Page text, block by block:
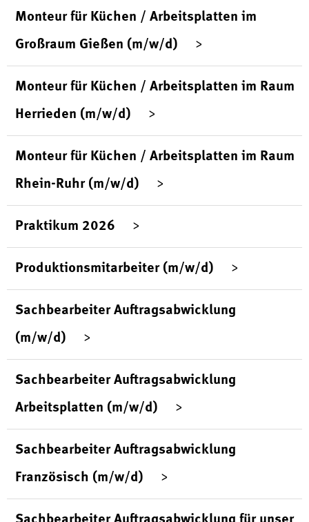
Monteur für Küchen / Arbeitsplatten im
Großraum Gießen (m/w/d)
Monteur für Küchen / Arbeitsplatten im Raum
Herrieden (m/w/d)
Monteur für Küchen / Arbeitsplatten im Raum
Rhein-Ruhr (m/w/d)
Praktikum 2026
Produktionsmitarbeiter (m/w/d)
Sachbearbeiter Auftragsabwicklung
(m/w/d)
Sachbearbeiter Auftragsabwicklung
Arbeitsplatten (m/w/d)
Sachbearbeiter Auftragsabwicklung
Französisch (m/w/d)